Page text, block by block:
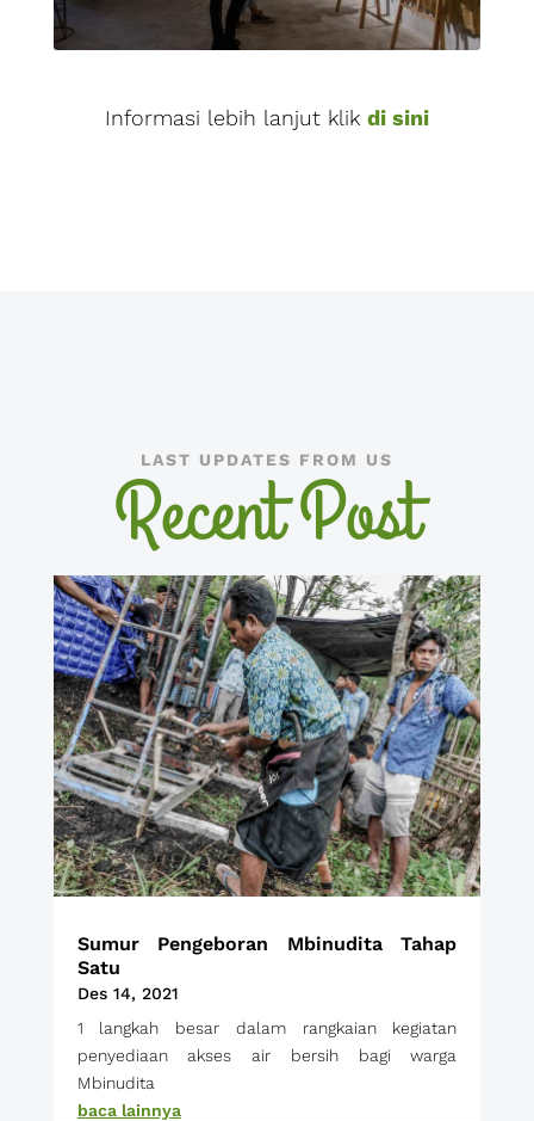
Informasi lebih lanjut klik di sini
LAST UPDATES FROM US
Recent Post
Sumur Pengeboran Mbinudita Tahap
Satu
Des 14, 2021
1 langkah besar dalam rangkaian kegiatan
penyediaan akses air bersih bagi warga
Mbinudita
baca lainnya